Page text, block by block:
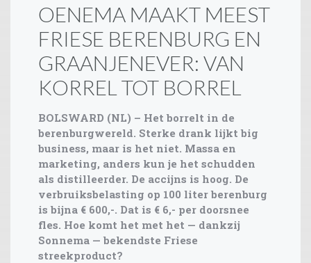
OENEMA MAAKT MEEST
FRIESE BERENBURG EN
GRAANJENEVER: VAN
KORREL TOT BORREL
BOLSWARD (NL) – Het borrelt in de
berenburgwereld. Sterke drank lijkt big
business, maar is het niet. Massa en
marketing, anders kun je het schudden
als distilleerder. De accijns is hoog. De
verbruiksbelasting op 100 liter berenburg
is bijna € 600,-. Dat is € 6,- per doorsnee
fles. Hoe komt het met het — dankzij
Sonnema — bekendste Friese
streekproduct?